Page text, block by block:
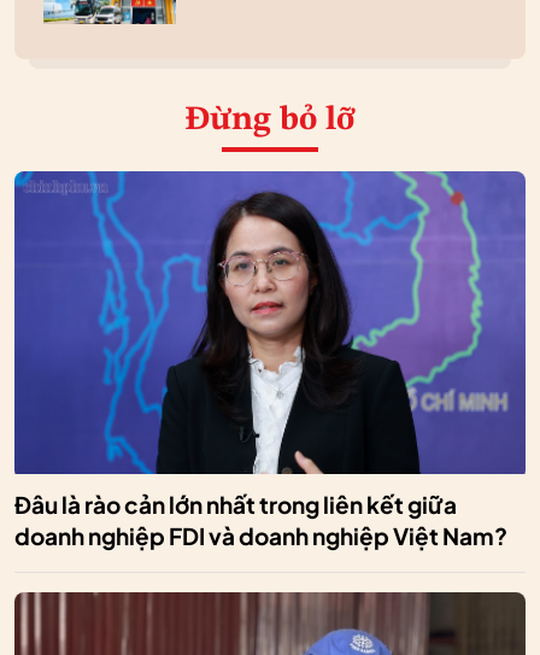
Đừng bỏ lỡ
Đâu là rào cản lớn nhất trong liên kết giữa
doanh nghiệp FDI và doanh nghiệp Việt Nam?